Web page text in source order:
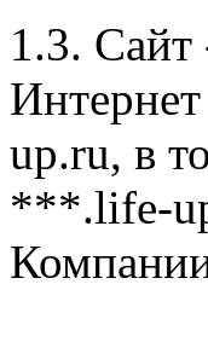
1.3. Сайт
up.ru, в
***.life-